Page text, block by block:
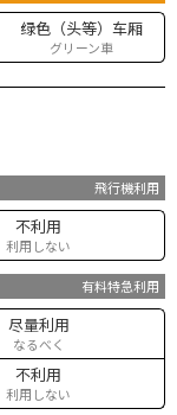
绿色（头等）车厢
グリーン車
飛行機利用
不利用
利用しない
有料特急利用
尽量利用
なるべく
不利用
利用しない